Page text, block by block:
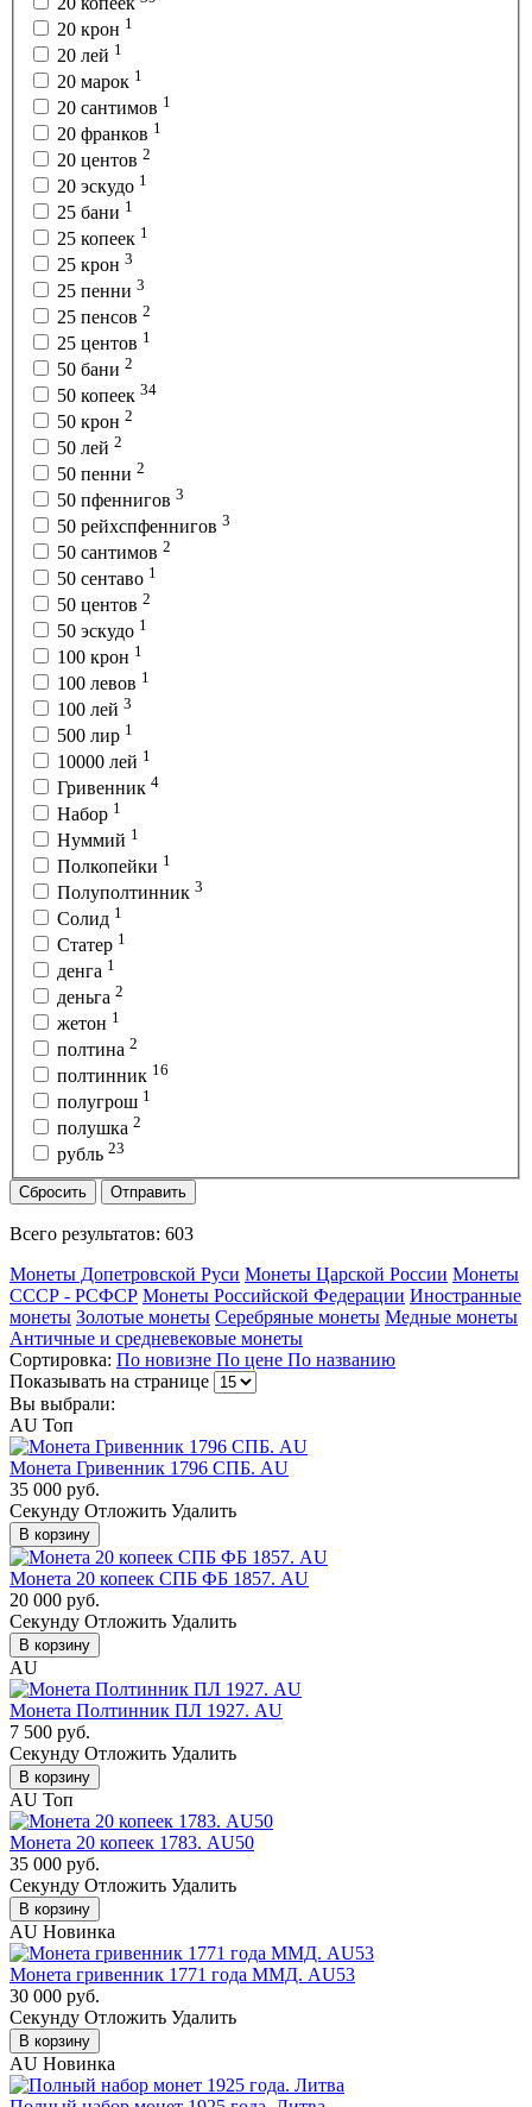
20 крон 1
20 лей 1
20 марок 1
20 сантимов 1
20 франков 1
20 центов 2
20 эскудо 1
25 бани 1
25 копеек 1
25 крон 3
25 пенни 3
25 пенсов 2
25 центов 1
50 бани 2
50 копеек 34
50 крон 2
50 лей 2
50 пенни 2
50 пфеннигов 3
50 рейхспфеннигов 3
50 сантимов 2
50 сентаво 1
50 центов 2
50 эскудо 1
100 крон 1
100 левов 1
100 лей 3
500 лир 1
10000 лей 1
Гривенник 4
Набор 1
Нуммий 1
Полкопейки 1
Полуполтинник 3
Солид 1
Статер 1
денга 1
деньга 2
жетон 1
полтина 2
полтинник 16
полугрош 1
полушка 2
рубль 23
Сбросить Отправить
Всего результатов: 603
Монеты Допетровской Руси Монеты Царской России Монеты
СССР - РСФСР Монеты Российской Федерации Иностранные
монеты Золотые монеты Серебряные монеты Медные монеты
Античные и средневековые монеты
Сортировка: По новизне По цене По названию
Показывать на странице
Вы выбрали:
AU Топ
Монета Гривенник 1796 СПБ. AU
35 000 руб.
Cекунду Отложить Удалить
В корзину
Монета 20 копеек СПБ ФБ 1857. AU
20 000 руб.
Cекунду Отложить Удалить
В корзину
AU
Монета Полтинник ПЛ 1927. AU
7 500 руб.
Cекунду Отложить Удалить
В корзину
AU Топ
Монета 20 копеек 1783. AU50
35 000 руб.
Cекунду Отложить Удалить
В корзину
AU Новинка
Монета гривенник 1771 года ММД. AU53
30 000 руб.
Cекунду Отложить Удалить
В корзину
AU Новинка